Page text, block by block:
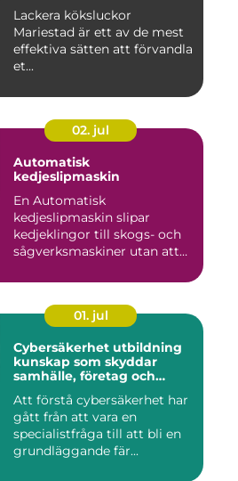
Lackera köksluckor
Mariestad är ett av de mest
effektiva sätten att förvandla
et...
02. jul
Automatisk
kedjeslipmaskin
En Automatisk
kedjeslipmaskin slipar
kedjeklingor till skogs- och
sågverksmaskiner utan att
01. jul
Cybersäkerhet utbildning
kunskap som skyddar
samhälle, företag och
Att förstå cybersäkerhet har
gått från att vara en
specialistfråga till att bli en
grundläggande fär...